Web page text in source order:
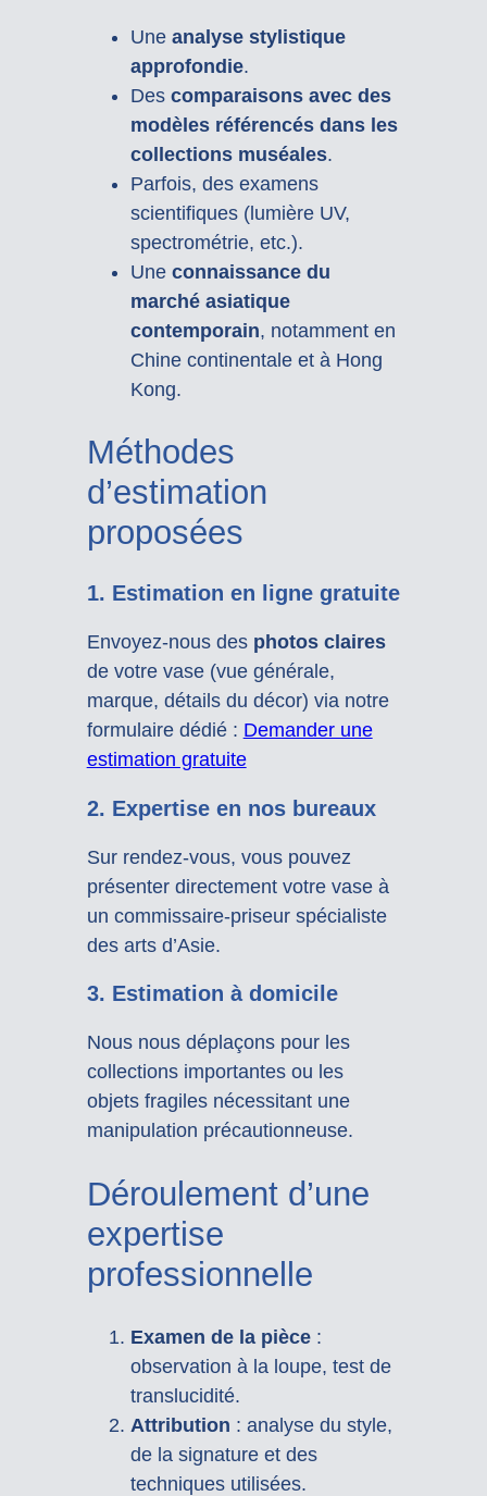
Une analyse stylistique
approfondie.
Des comparaisons avec des
modèles référencés dans les
collections muséales.
Parfois, des examens
scientifiques (lumière UV,
spectrométrie, etc.).
Une connaissance du
marché asiatique
contemporain, notamment en
Chine continentale et à Hong
Kong.
Méthodes
d’estimation
proposées
1. Estimation en ligne gratuite
Envoyez-nous des photos claires
de votre vase (vue générale,
marque, détails du décor) via notre
formulaire dédié : Demander une
estimation gratuite
2. Expertise en nos bureaux
Sur rendez-vous, vous pouvez
présenter directement votre vase à
un commissaire-priseur spécialiste
des arts d’Asie.
3. Estimation à domicile
Nous nous déplaçons pour les
collections importantes ou les
objets fragiles nécessitant une
manipulation précautionneuse.
Déroulement d’une
expertise
professionnelle
Examen de la pièce:
observation à la loupe, test de
translucidité.
Attribution : analyse du style,
de la signature et des
techniques utilisées.